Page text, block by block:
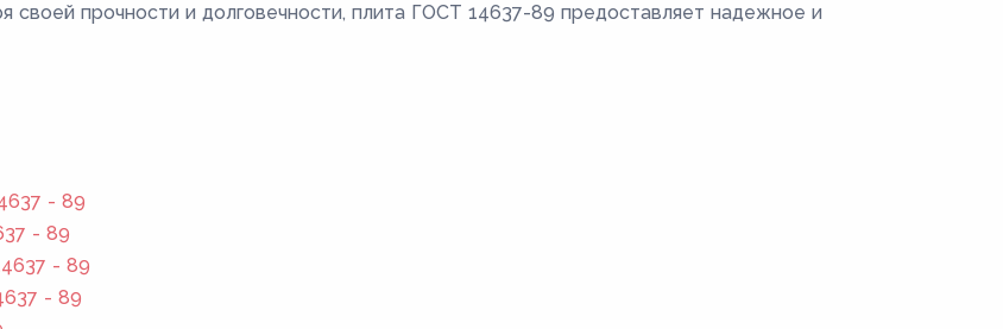
своей прочности и долговечности, плита ГОСТ 14637-89 предоставляет надежное и
- 89
- 89
- 89
- 89